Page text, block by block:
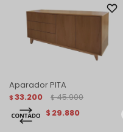
Aparador PITA
$ 33.200 $ 45.900
$ 29.880